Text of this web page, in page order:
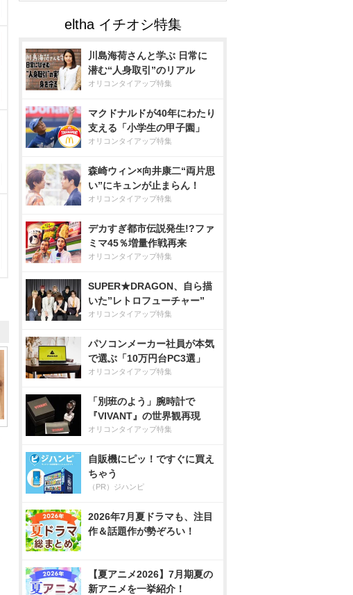
川島海荷さんと学ぶ 日常に
潜む“人身取引”のリアル
オリコンタイアップ特集
マクドナルドが40年にわたり
支える「小学生の甲子園」
オリコンタイアップ特集
森崎ウィン×向井康二“両片思
い”にキュンが止まらん！
オリコンタイアップ特集
デカすぎ都市伝説発生!?ファ
ミマ45％増量作戦再来
オリコンタイアップ特集
SUPER★DRAGON、自ら描
いた”レトロフューチャー”
オリコンタイアップ特集
パソコンメーカー社員が本気
で選ぶ「10万円台PC3選」
オリコンタイアップ特集
「別班のよう」腕時計で
『VIVANT』の世界観再現
オリコンタイアップ特集
自販機にピッ！ですぐに買え
ちゃう
（PR）ジハンピ
2026年7月夏ドラマも、注目
作＆話題作が勢ぞろい！
【夏アニメ2026】7月期夏の
新アニメを一挙紹介！